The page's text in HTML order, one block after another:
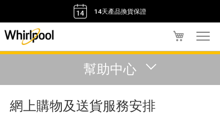
我的購物車
14天產品換貨保證
幫助中心
網上購物及送貨服務安排